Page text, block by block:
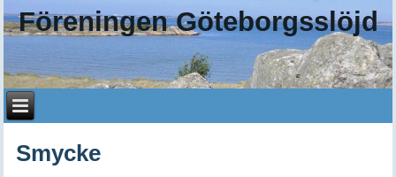
Föreningen Göteborgsslöjd
Smycke